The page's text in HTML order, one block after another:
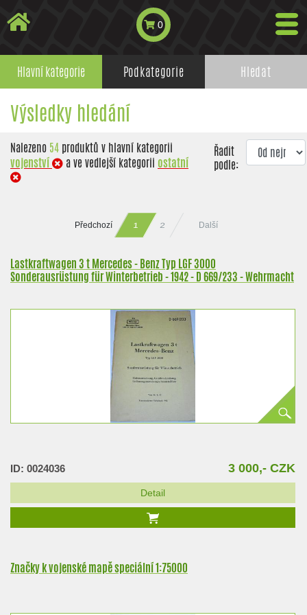
0
Hlavní kategorie Podkategorie Hledat
Výsledky hledání
Nalezeno 54 produktů v hlavní kategorii
vojenství
a ve vedlejší kategorii ostatní
Řadit
podle:
Předchozí 1 2 Další
Lastkraftwagen 3 t Mercedes - Benz Typ LGF 3000
Sonderausrüstung für Winterbetrieb - 1942 - D 669/233 - Wehrmacht
ID: 0024036 3 000,- CZK
Detail
Značky k vojenské mapě speciální 1:75000